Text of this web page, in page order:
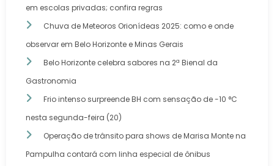
em escolas privadas; confira regras
Chuva de Meteoros Orionídeas 2025: como e onde
observar em Belo Horizonte e Minas Gerais
Belo Horizonte celebra sabores na 2ª Bienal da
Gastronomia
Frio intenso surpreende BH com sensação de -10 °C
nesta segunda-feira (20)
Operação de trânsito para shows de Marisa Monte na
Pampulha contará com linha especial de ônibus